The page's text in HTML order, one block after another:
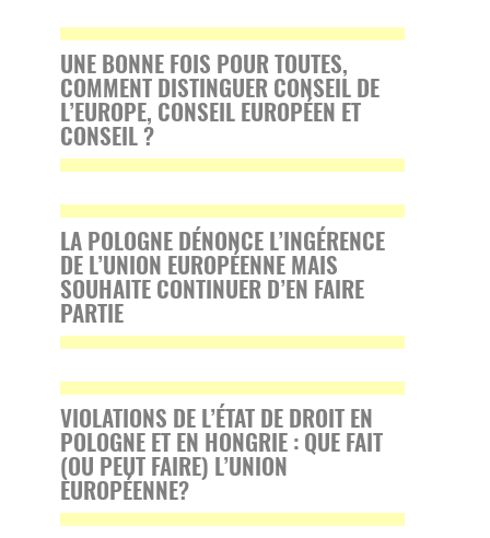
UNE BONNE FOIS POUR TOUTES,
COMMENT DISTINGUER CONSEIL DE
L’EUROPE, CONSEIL EUROPÉEN ET
CONSEIL ?
LA POLOGNE DÉNONCE L’INGÉRENCE
DE L’UNION EUROPÉENNE MAIS
SOUHAITE CONTINUER D’EN FAIRE
PARTIE
VIOLATIONS DE L’ÉTAT DE DROIT EN
POLOGNE ET EN HONGRIE : QUE FAIT
(OU PEUT FAIRE) L’UNION
EUROPÉENNE?